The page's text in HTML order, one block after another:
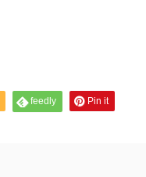
feedly Pin it